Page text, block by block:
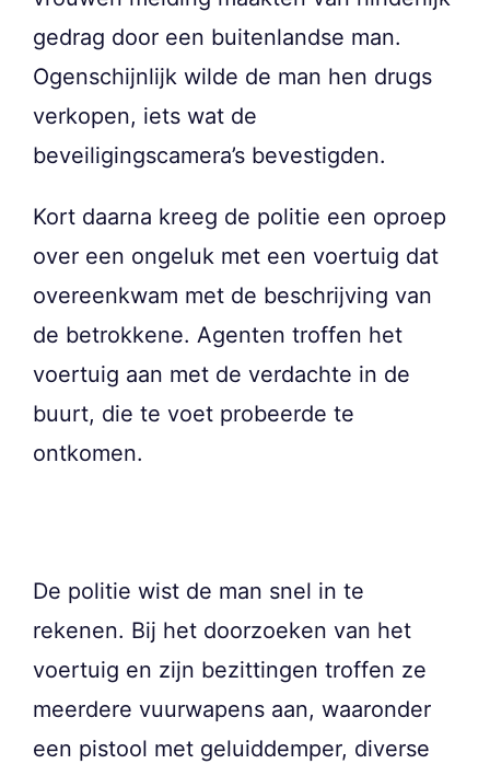
gedrag door een buitenlandse man.
Ogenschijnlijk wilde de man hen drugs
verkopen, iets wat de
beveiligingscamera’s bevestigden.
Kort daarna kreeg de politie een oproep
over een ongeluk met een voertuig dat
overeenkwam met de beschrijving van
de betrokkene. Agenten troffen het
voertuig aan met de verdachte in de
buurt, die te voet probeerde te
ontkomen.
De politie wist de man snel in te
rekenen. Bij het doorzoeken van het
voertuig en zijn bezittingen troffen ze
meerdere vuurwapens aan, waaronder
een pistool met geluiddemper, diverse